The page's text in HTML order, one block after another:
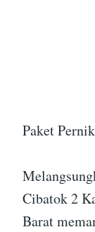
Paket
Cibatok 2
Barat